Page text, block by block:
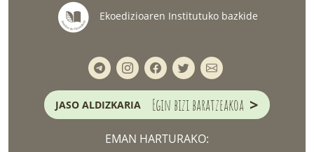
Ekoedizioaren Institutuko bazkide
JASO ALDIZKARIA Egin bizi baratzeakoa >
EMAN HARTURAKO: